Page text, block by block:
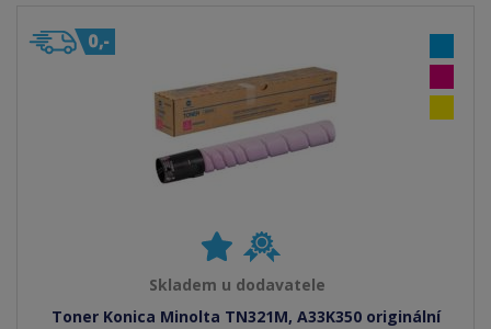
Skladem u dodavatele
Toner Konica Minolta TN321M, A33K350 originální